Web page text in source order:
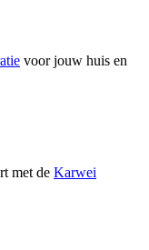
voor jouw huis en
met de Karwei